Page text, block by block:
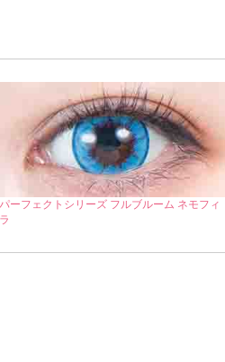
パーフェクトシリーズ フルブルーム ネモフィ
ラ